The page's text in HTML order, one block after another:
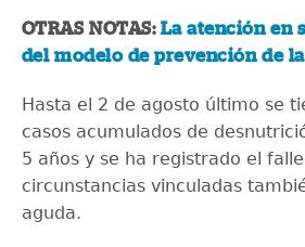
OTRAS NOTAS: La atención en
del modelo de prevención de
Hasta el 2 de agosto último se
casos acumulados de
5 años y se ha registrado el
circunstancias vinculadas
aguda.